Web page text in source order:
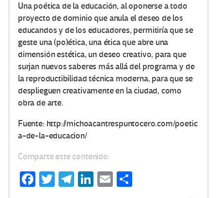
Una poética de la educación, al oponerse a todo
proyecto de dominio que anula el deseo de los
educandos y de los educadores, permitiría que se
geste una (po)ética, una ética que abre una
dimensión estética, un deseo creativo, para que
surjan nuevos saberes más allá del programa y de
la reproductibilidad técnica moderna, para que se
desplieguen creativamente en la ciudad, como
obra de arte.
Fuente: http://michoacantrespuntocero.com/poetic
a-de-la-educacion/
Comparte este contenido:
Fa T
Te Li
E